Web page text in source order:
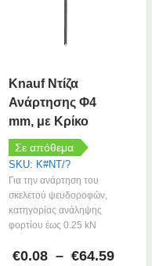
Knauf Ντίζα
Ανάρτησης Φ4
mm, με Κρίκο
Σε απόθεμα
SKU: K#NT/?
Για την ανάρτηση του
σκελετού ψευδοροφών,
κατηγορίας ανάληψης
φορτίου έως 0.25 kN
€0.08 – €64.59